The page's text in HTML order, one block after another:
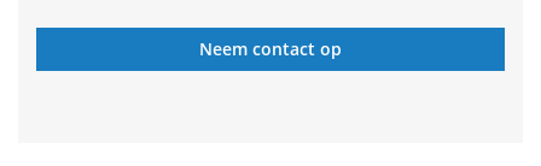
Neem contact op